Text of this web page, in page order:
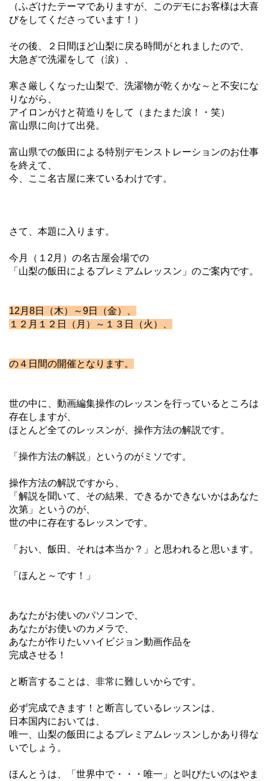
（ふざけたテーマでありますが、このデモにお客様は大喜
びをしてくださっています！）
その後、２日間ほど山梨に戻る時間がとれましたので、
大急ぎで洗濯をして（涙）、
寒さ厳しくなった山梨で、洗濯物が乾くかな～と不安にな
りながら、
アイロンがけと荷造りをして（またまた涙！・笑）
富山県に向けて出発。
富山県での飯田による特別デモンストレーションのお仕事
を終えて、
今、ここ名古屋に来ているわけです。
さて、本題に入ります。
今月（１2月）の名古屋会場での
「山梨の飯田によるプレミアムレッスン」のご案内です。
12月8日（木）～9日（金）、
１２月１２日（月）～１３日（火）、
の４日間の開催となります。
世の中に、動画編集操作のレッスンを行っているところは
存在しますが、
ほとんど全てのレッスンが、操作方法の解説です。
「操作方法の解説」というのがミソです。
操作方法の解説ですから、
「解説を聞いて、その結果、できるかできないかはあなた
次第」というのが、
世の中に存在するレッスンです。
「おい、飯田、それは本当か？」と思われると思います。
「ほんと～です！」
あなたがお使いのパソコンで、
あなたがお使いのカメラで、
あなたが作りたいハイビジョン動画作品を
完成させる！
と断言することは、非常に難しいからです。
必ず完成できます！と断言しているレッスンは、
日本国内においては、
唯一、山梨の飯田によるプレミアムレッスンしかあり得な
いでしょう。
ほんとうは、「世界中で・・・唯一」と叫びたいのはやま